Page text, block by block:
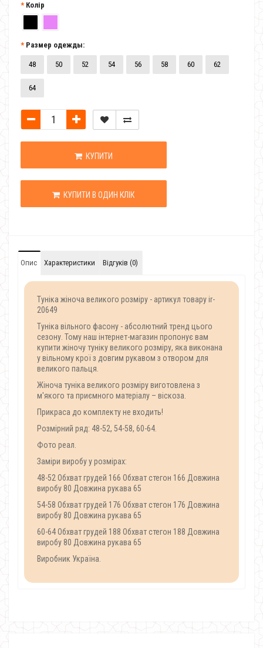
Колір
Размер одежды:
48 50 52 54 56 58 60 62
64
КУПИТИ
КУПИТИ В ОДИН КЛІК
Опис Характеристики Відгуків (0)
Туніка жіноча великого розміру - артикул товару ir-
20649
Туніка вільного фасону - абсолютний тренд цього
сезону. Тому наш інтернет-магазин пропонує вам
купити жіночу туніку великого розміру, яка виконана
у вільному крої з довгим рукавом з отвором для
великого пальця.
Жіноча туніка великого розміру виготовлена з
м'якого та приємного матеріалу – віскоза.
Прикраса до комплекту не входить!
Розмірний ряд: 48-52, 54-58, 60-64.
Фото реал.
Заміри виробу у розмірах:
48-52 Обхват грудей 166 Обхват стегон 166 Довжина
виробу 80 Довжина рукава 65
54-58 Обхват грудей 176 Обхват стегон 176 Довжина
виробу 80 Довжина рукава 65
60-64 Обхват грудей 188 Обхват стегон 188 Довжина
виробу 80 Довжина рукава 65
Виробник Україна.